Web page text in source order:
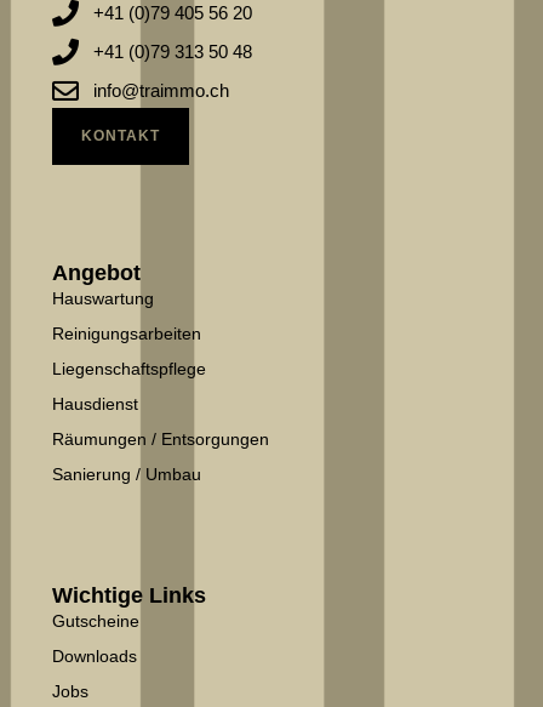
Angebot
Hauswartung
Reinigungsarbeiten
Liegenschaftspflege
Hausdienst
Räumungen / Entsorgungen
Sanierung / Umbau
Wichtige Links
Gutscheine
Downloads
Jobs
+41 (0)79 405 56 20
+41 (0)79 313 50 48
info@traimmo.ch
KONTAKT